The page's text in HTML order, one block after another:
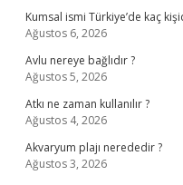
Kumsal ismi Türkiye’de kaç
Ağustos 6, 2026
Avlu nereye bağlıdır ?
Ağustos 5, 2026
Atkı ne zaman kullanılır ?
Ağustos 4, 2026
Akvaryum plajı nerededir ?
Ağustos 3, 2026